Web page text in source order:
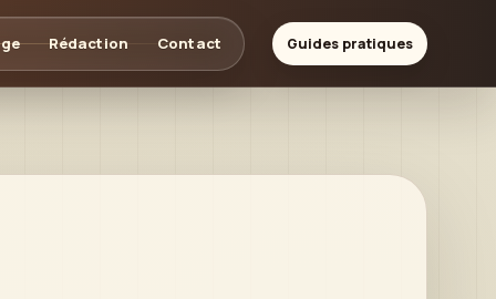
Rédaction Contact Guides pratiques